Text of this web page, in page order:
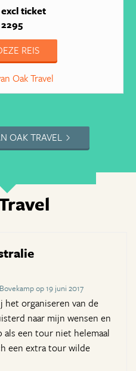
excl ticket
REIS
Oak Travel
OAK TRAVEL
op 19 juni 2017
organiseren van de
naar mijn wensen en
een tour niet helemaal
een extra tour wilde